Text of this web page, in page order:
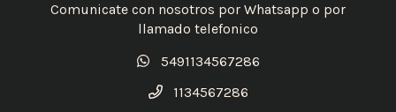
Comunicate con nosotros por Whatsapp o por
llamado telefonico
5491134567286
1134567286